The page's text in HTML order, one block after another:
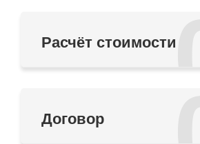
Расчёт стоимости
Договор